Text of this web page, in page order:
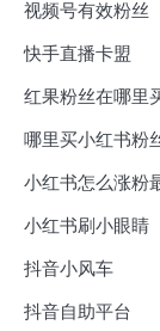
视频号有效粉丝
快手直播卡盟
红果粉丝在哪里
哪里买小红书粉
小红书怎么涨粉
小红书刷小眼睛
抖音小风车
抖音自助平台